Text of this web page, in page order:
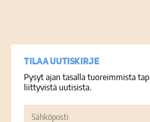
Tilaa uutiskirje
Pysyt ajan tasalla tuoreimmista
liittyvistä uutisista.